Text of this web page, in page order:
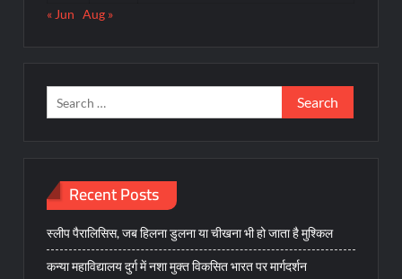
« Jun Aug »
Search
for:
Recent Posts
स्लीप पैरालिसिस, जब हिलना डुलना या चीखना भी हो जाता है मुश्किल
कन्या महाविद्यालय दुर्ग में नशा मुक्त विकसित भारत पर मार्गदर्शन